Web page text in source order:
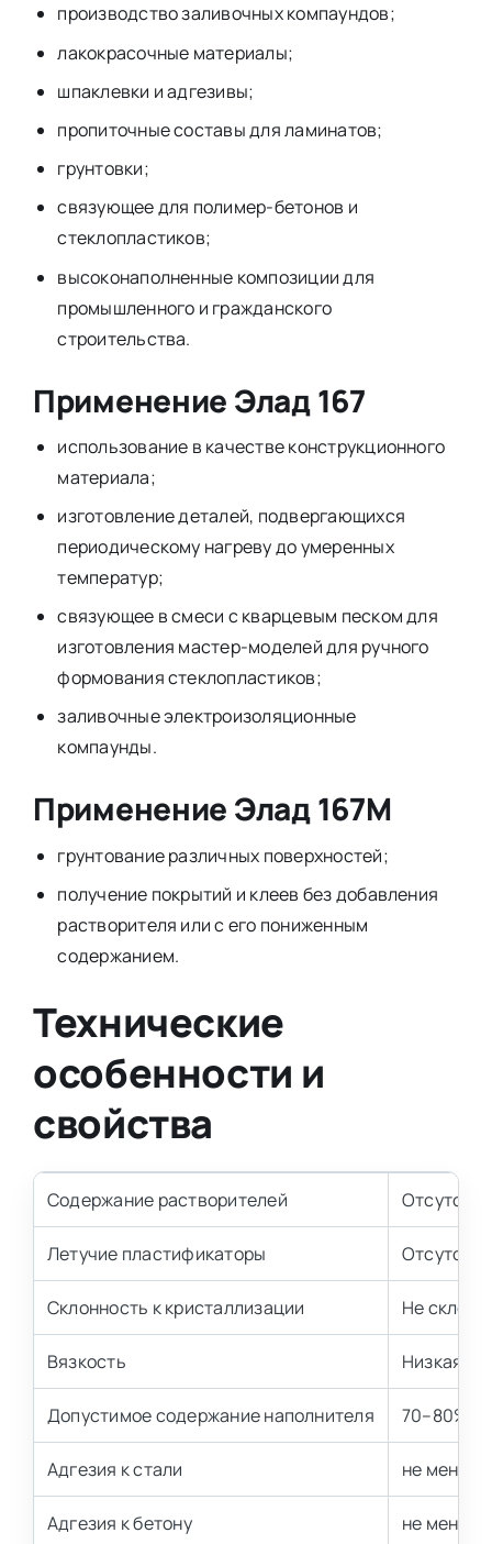
производство заливочных компаундов;
лакокрасочные материалы;
шпаклевки и адгезивы;
пропиточные составы для ламинатов;
грунтовки;
связующее для полимер-бетонов и
стеклопластиков;
высоконаполненные композиции для
промышленного и гражданского
строительства.
Применение Элад 167
использование в качестве конструкционного
материала;
изготовление деталей, подвергающихся
периодическому нагреву до умеренных
температур;
связующее в смеси с кварцевым песком для
изготовления мастер-моделей для ручного
формования стеклопластиков;
заливочные электроизоляционные
компаунды.
Применение Элад 167М
грунтование различных поверхностей;
получение покрытий и клеев без добавления
растворителя или с его пониженным
содержанием.
Технические
особенности и
свойства
Содержание растворителей
Летучие пластификаторы
Склонность к кристаллизации Не
Вязкость Низкая
Допустимое содержание наполнителя 70–80%
Адгезия к стали не менее
Адгезия к бетону не менее